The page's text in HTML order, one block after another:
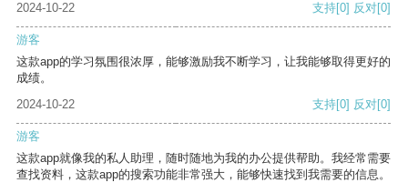
2024-10-22 支持[0] 反对[0]
游客
这款app的学习氛围很浓厚，能够激励我不断学习，让我能够取得更好的
成绩。
2024-10-22
支持[0] 反对[0]
游客
这款app就像我的私人助理，随时随地为我的办公提供帮助。我经常需要
查找资料，这款app的搜索功能非常强大，能够快速找到我需要的信息。